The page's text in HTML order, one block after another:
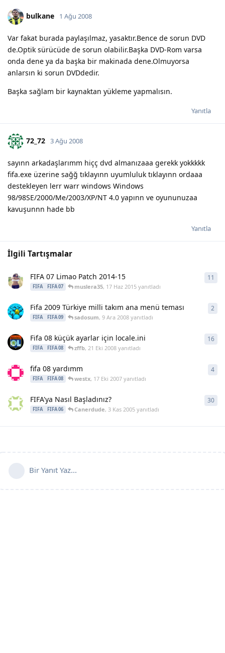
bulkane 1 Ağu 2008
Var fakat burada paylaşılmaz, yasaktır.Bence de sorun DVD
de.Optik sürücüde de sorun olabilir.Başka DVD-Rom varsa
onda dene ya da başka bir makinada dene.Olmuyorsa
anlarsın ki sorun DVDdedir.
Başka sağlam bir kaynaktan yükleme yapmalısın.
Yanıtla
72_72 3 Ağu 2008
sayınn arkadaşlarımm hiçç dvd almanızaaa gerekk yokkkkk
fifa.exe üzerine sağğ tıklayınn uyumluluk tıklayınn ordaaa
destekleyen lerr warr windows Windows
98/98SE/2000/Me/2003/XP/NT 4.0 yapınn ve oyununuzaa
kavuşunnn hade bb
Yanıtla
İlgili Tartışmalar
FIFA 07 Limao Patch 2014-15
FIFA FIFA 07 muslera35, 17 Haz 2015yanıtladı
11
Fifa 2009 Türkiye milli takım ana menü teması
FIFA FIFA 09 sadosum, 9 Ara 2008yanıtladı
2
Fifa 08 küçük ayarlar için locale.ini
FIFA FIFA 08 zffb, 21 Eki 2008yanıtladı
16
fifa 08 yardımm
FIFA FIFA 08 westx, 17 Eki 2007yanıtladı
4
FIFA'ya Nasıl Başladınız?
FIFA FIFA 06 Canerdude, 3 Kas 2005yanıtladı
30
Bir Yanıt Yaz...